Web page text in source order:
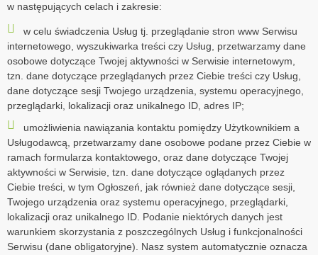
w następujących celach i zakresie:
w celu świadczenia Usług tj. przeglądanie stron www Serwisu
internetowego, wyszukiwarka treści czy Usług, przetwarzamy dane
osobowe dotyczące Twojej aktywności w Serwisie internetowym,
tzn. dane dotyczące przeglądanych przez Ciebie treści czy Usług,
dane dotyczące sesji Twojego urządzenia, systemu operacyjnego,
przeglądarki, lokalizacji oraz unikalnego ID, adres IP;
umożliwienia nawiązania kontaktu pomiędzy Użytkownikiem a
Usługodawcą, przetwarzamy dane osobowe podane przez Ciebie w
ramach formularza kontaktowego, oraz dane dotyczące Twojej
aktywności w Serwisie, tzn. dane dotyczące oglądanych przez
Ciebie treści, w tym Ogłoszeń, jak również dane dotyczące sesji,
Twojego urządzenia oraz systemu operacyjnego, przeglądarki,
lokalizacji oraz unikalnego ID. Podanie niektórych danych jest
warunkiem skorzystania z poszczególnych Usług i funkcjonalności
Serwisu (dane obligatoryjne). Nasz system automatycznie oznacza